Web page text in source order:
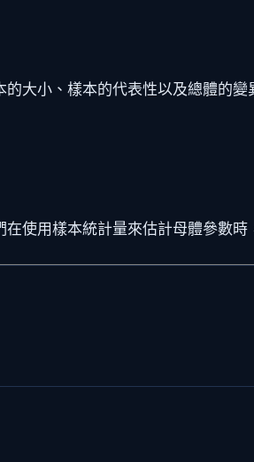
大小、樣本的代表性以及總體的變
使用樣本統計量來估計母體參數時